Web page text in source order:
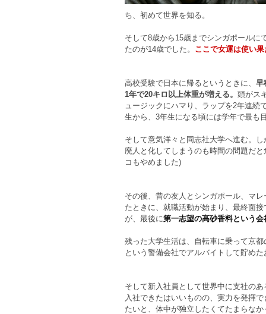
ち、初めて世界を知る。
そして8歳から15歳までシンガポールに
たのが14歳でした。 ここで女運は使い
高校受験で日本に帰るというときに、 早
1年で20キロ以上体重が増える。 頭がス
ュージックにハマり、ラップを2年連続
生から、3年生になる頃には学年で最も
そして意気洋々と同志社大学へ進む。
廃人と化してしまうのも時間の問題だ
コもやめました)
その後、昔の友人とシンガポール、マ
たときに、就職活動が始まり、最終面
が、最後に第一志望の高砂香料という
残った大学生活は、自転車に乗って京都
という警備会社でアルバイトして貯めた
そして新入社員として世界中に支社の
入社できたはいいものの、実力を発揮
たいと、体中が独立したくてたまらな